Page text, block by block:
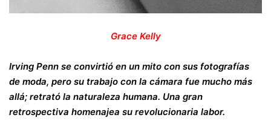
Grace Kelly
Irving Penn se convirtió en un mito con sus fotografías
de moda, pero su trabajo con la cámara fue mucho más
allá; retrató la naturaleza humana. Una gran
retrospectiva homenajea su revolucionaria labor.